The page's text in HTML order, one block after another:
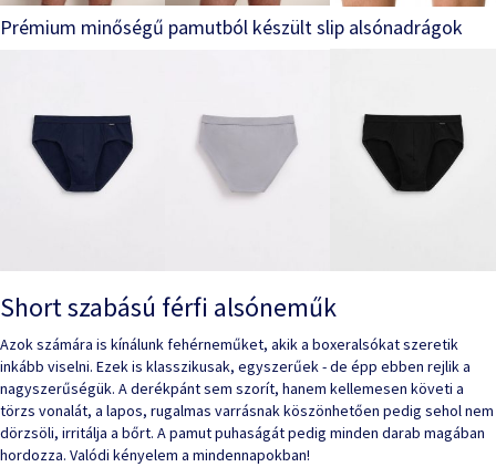
Prémium minőségű pamutból készült slip alsónadrágok
Short szabású férfi alsóneműk
Azok számára is kínálunk fehérneműket, akik a boxeralsókat szeretik
inkább viselni. Ezek is klasszikusak, egyszerűek - de épp ebben rejlik a
nagyszerűségük. A derékpánt sem szorít, hanem kellemesen követi a
törzs vonalát, a lapos, rugalmas varrásnak köszönhetően pedig sehol nem
dörzsöli, irritálja a bőrt. A pamut puhaságát pedig minden darab magában
hordozza. Valódi kényelem a mindennapokban!